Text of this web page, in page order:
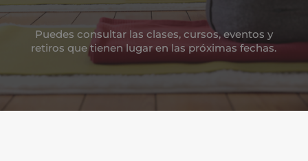
Puedes consultar las clases, cursos, eventos y
retiros que tienen lugar en las próximas fechas.